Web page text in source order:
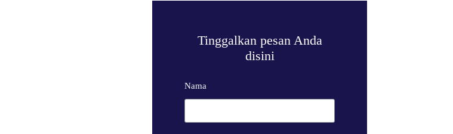
Tinggalkan pesan Anda
disini
Nama